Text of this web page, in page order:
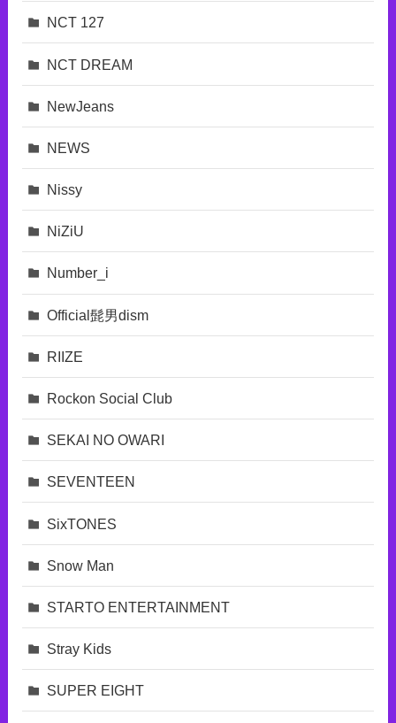
NCT 127
NCT DREAM
NewJeans
NEWS
Nissy
NiZiU
Number_i
Official髭男dism
RIIZE
Rockon Social Club
SEKAI NO OWARI
SEVENTEEN
SixTONES
Snow Man
STARTO ENTERTAINMENT
Stray Kids
SUPER EIGHT